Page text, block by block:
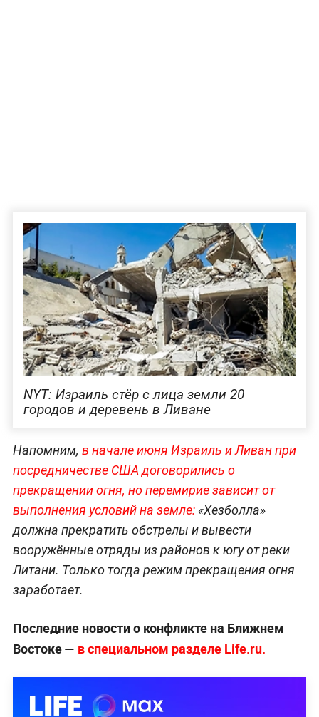
NYT: Израиль стёр с лица земли 20
городов и деревень в Ливане
Напомним, в начале июня Израиль и Ливан при
посредничестве США договорились о
прекращении огня, но перемирие зависит от
выполнения условий на земле:«Хезболла»
должна прекратить обстрелы и вывести
вооружённые отряды из районов к югу от реки
Литани. Только тогда режим прекращения огня
заработает.
Последние новости о конфликте на Ближнем
Востоке — в специальном разделе Life.ru.